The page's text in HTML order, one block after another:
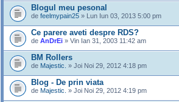
Blogul meu pesonal
de feelmypain25 » Lun Iun 03, 2013 5:00 pm
Ce parere aveti despre RDS?
de AnDrEi » Vin Ian 31, 2003 11:42 am
BM Rollers
de Majestic. » Joi Noi 29, 2012 4:18 pm
Blog - De prin viata
de Majestic. » Joi Noi 29, 2012 4:19 pm